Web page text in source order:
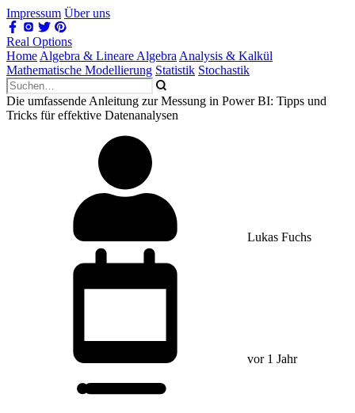
Impressum Über uns
Real Options
Home Algebra & Lineare Algebra Analysis & Kalkül
Mathematische Modellierung Statistik Stochastik
Die umfassende Anleitung zur Messung in Power BI: Tipps und
Tricks für effektive Datenanalysen
Lukas Fuchs
vor 1 Jahr